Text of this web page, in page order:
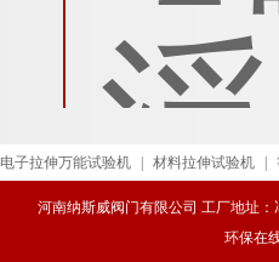
电子拉伸万能试验机 材料拉伸试验机
河南纳斯威阀门有限公司 工厂地址：
环保在